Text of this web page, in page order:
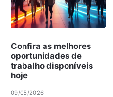
Confira as melhores
oportunidades de
trabalho disponíveis
hoje
09/05/2026